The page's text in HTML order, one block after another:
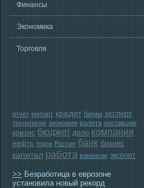
Финансы
Экономика
Торговля
отчёт импорт кредит биржа эксперт
технологии экономия валюта поставщик
кризис бюджет дело компания
нефть торги Россия банк бизнес
капитал работа вакансии экспорт
>> Безработица в еврозоне
установила новый рекорд